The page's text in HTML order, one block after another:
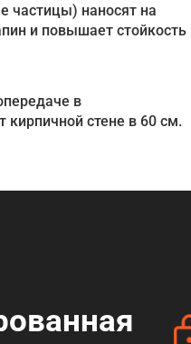
частицы) наносят на
и повышает стойкость
в
кирпичной стене в 60 см.